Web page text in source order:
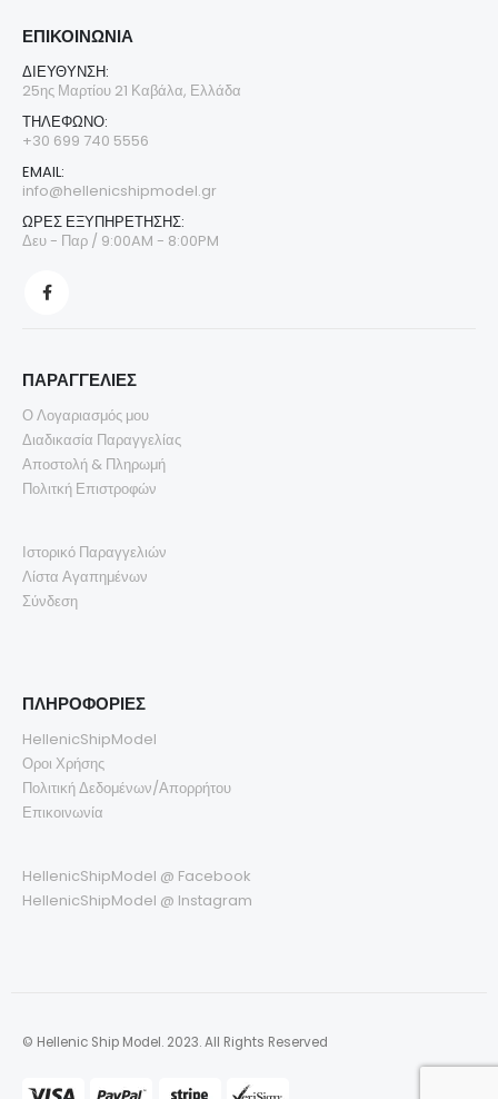
ΕΠΙΚΟΙΝΩΝΊΑ
ΔΙΕΎΘΥΝΣΗ:
25ης Μαρτίου 21 Καβάλα, Ελλάδα
ΤΗΛΈΦΩΝΟ:
+30 699 740 5556
EMAIL:
info@hellenicshipmodel.gr
ΩΡΕΣ ΕΞΥΠΗΡΕΤΗΣΗΣ:
Δευ - Παρ / 9:00AM - 8:00PM
ΠΑΡΑΓΓΕΛΙΕΣ
Ο Λογαριασμός μου
Διαδικασία Παραγγελίας
Αποστολή & Πληρωμή
Πολιτκή Επιστροφών
Ιστορικό Παραγγελιών
Λίστα Αγαπημένων
Σύνδεση
ΠΛΗΡΟΦΟΡΙΕΣ
HellenicShipModel
Οροι Χρήσης
Πολιτική Δεδομένων/Απορρήτου
Επικοινωνία
HellenicShipModel @ Facebook
HellenicShipModel @ Instagram
© Hellenic Ship Model. 2023. All Rights Reserved